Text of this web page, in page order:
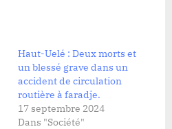
Haut-Uelé : Deux morts et
un blessé grave dans un
accident de circulation
routière à faradje.
17 septembre 2024
Dans "Société"